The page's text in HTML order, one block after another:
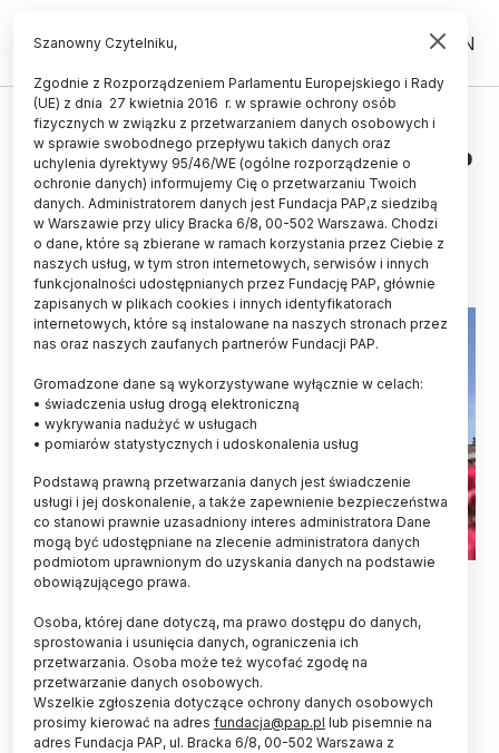
PL EN
UCZELNIE I INSTYTUCJE
Poznań/ Ponad 16 tys. chętnych do
studiowania na UAM
10.07.2025
aktualizacja: 10.07.2025
2 minuty czytania
Collegium Minus UAM. Fot. A.Kotowska
Ponad 16 tys. osób złożyło i opłaciło ponad 29 tys.
zapisów na studia na Uniwersytecie im. Adama
Mickiewicza w Poznaniu (UAM). Uczelnia
poinformowała w czwartek, że najwięcej
kandydatów zgłosiło się na psychologię i prawo.
Szanowny Czytelniku,
Zgodnie z Rozporządzeniem Parlamentu Europejskiego i Rady
(UE) z dnia 27 kwietnia 2016 r. w sprawie ochrony osób
fizycznych w związku z przetwarzaniem danych osobowych i
w sprawie swobodnego przepływu takich danych oraz
uchylenia dyrektywy 95/46/WE (ogólne rozporządzenie o
ochronie danych) informujemy Cię o przetwarzaniu Twoich
danych. Administratorem danych jest Fundacja PAP,z siedzibą
w Warszawie przy ulicy Bracka 6/8, 00-502 Warszawa. Chodzi
o dane, które są zbierane w ramach korzystania przez Ciebie z
naszych usług, w tym stron internetowych, serwisów i innych
funkcjonalności udostępnianych przez Fundację PAP, głównie
zapisanych w plikach cookies i innych identyfikatorach
internetowych, które są instalowane na naszych stronach przez
nas oraz naszych zaufanych partnerów Fundacji PAP.
Gromadzone dane są wykorzystywane wyłącznie w celach:
• świadczenia usług drogą elektroniczną
• wykrywania nadużyć w usługach
• pomiarów statystycznych i udoskonalenia usług
Podstawą prawną przetwarzania danych jest świadczenie
usługi i jej doskonalenie, a także zapewnienie bezpieczeństwa
co stanowi prawnie uzasadniony interes administratora Dane
mogą być udostępniane na zlecenie administratora danych
podmiotom uprawnionym do uzyskania danych na podstawie
obowiązującego prawa.
Osoba, której dane dotyczą, ma prawo dostępu do danych,
sprostowania i usunięcia danych, ograniczenia ich
przetwarzania. Osoba może też wycofać zgodę na
przetwarzanie danych osobowych.
Wszelkie zgłoszenia dotyczące ochrony danych osobowych
prosimy kierować na adres fundacja@pap.pl lub pisemnie na
adres Fundacja PAP, ul. Bracka 6/8, 00-502 Warszawa z